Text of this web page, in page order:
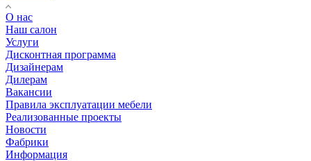
О нас
Наш салон
Услуги
Дисконтная программа
Дизайнерам
Дилерам
Вакансии
Правила эксплуатации мебели
Реализованные проекты
Новости
Фабрики
Информация